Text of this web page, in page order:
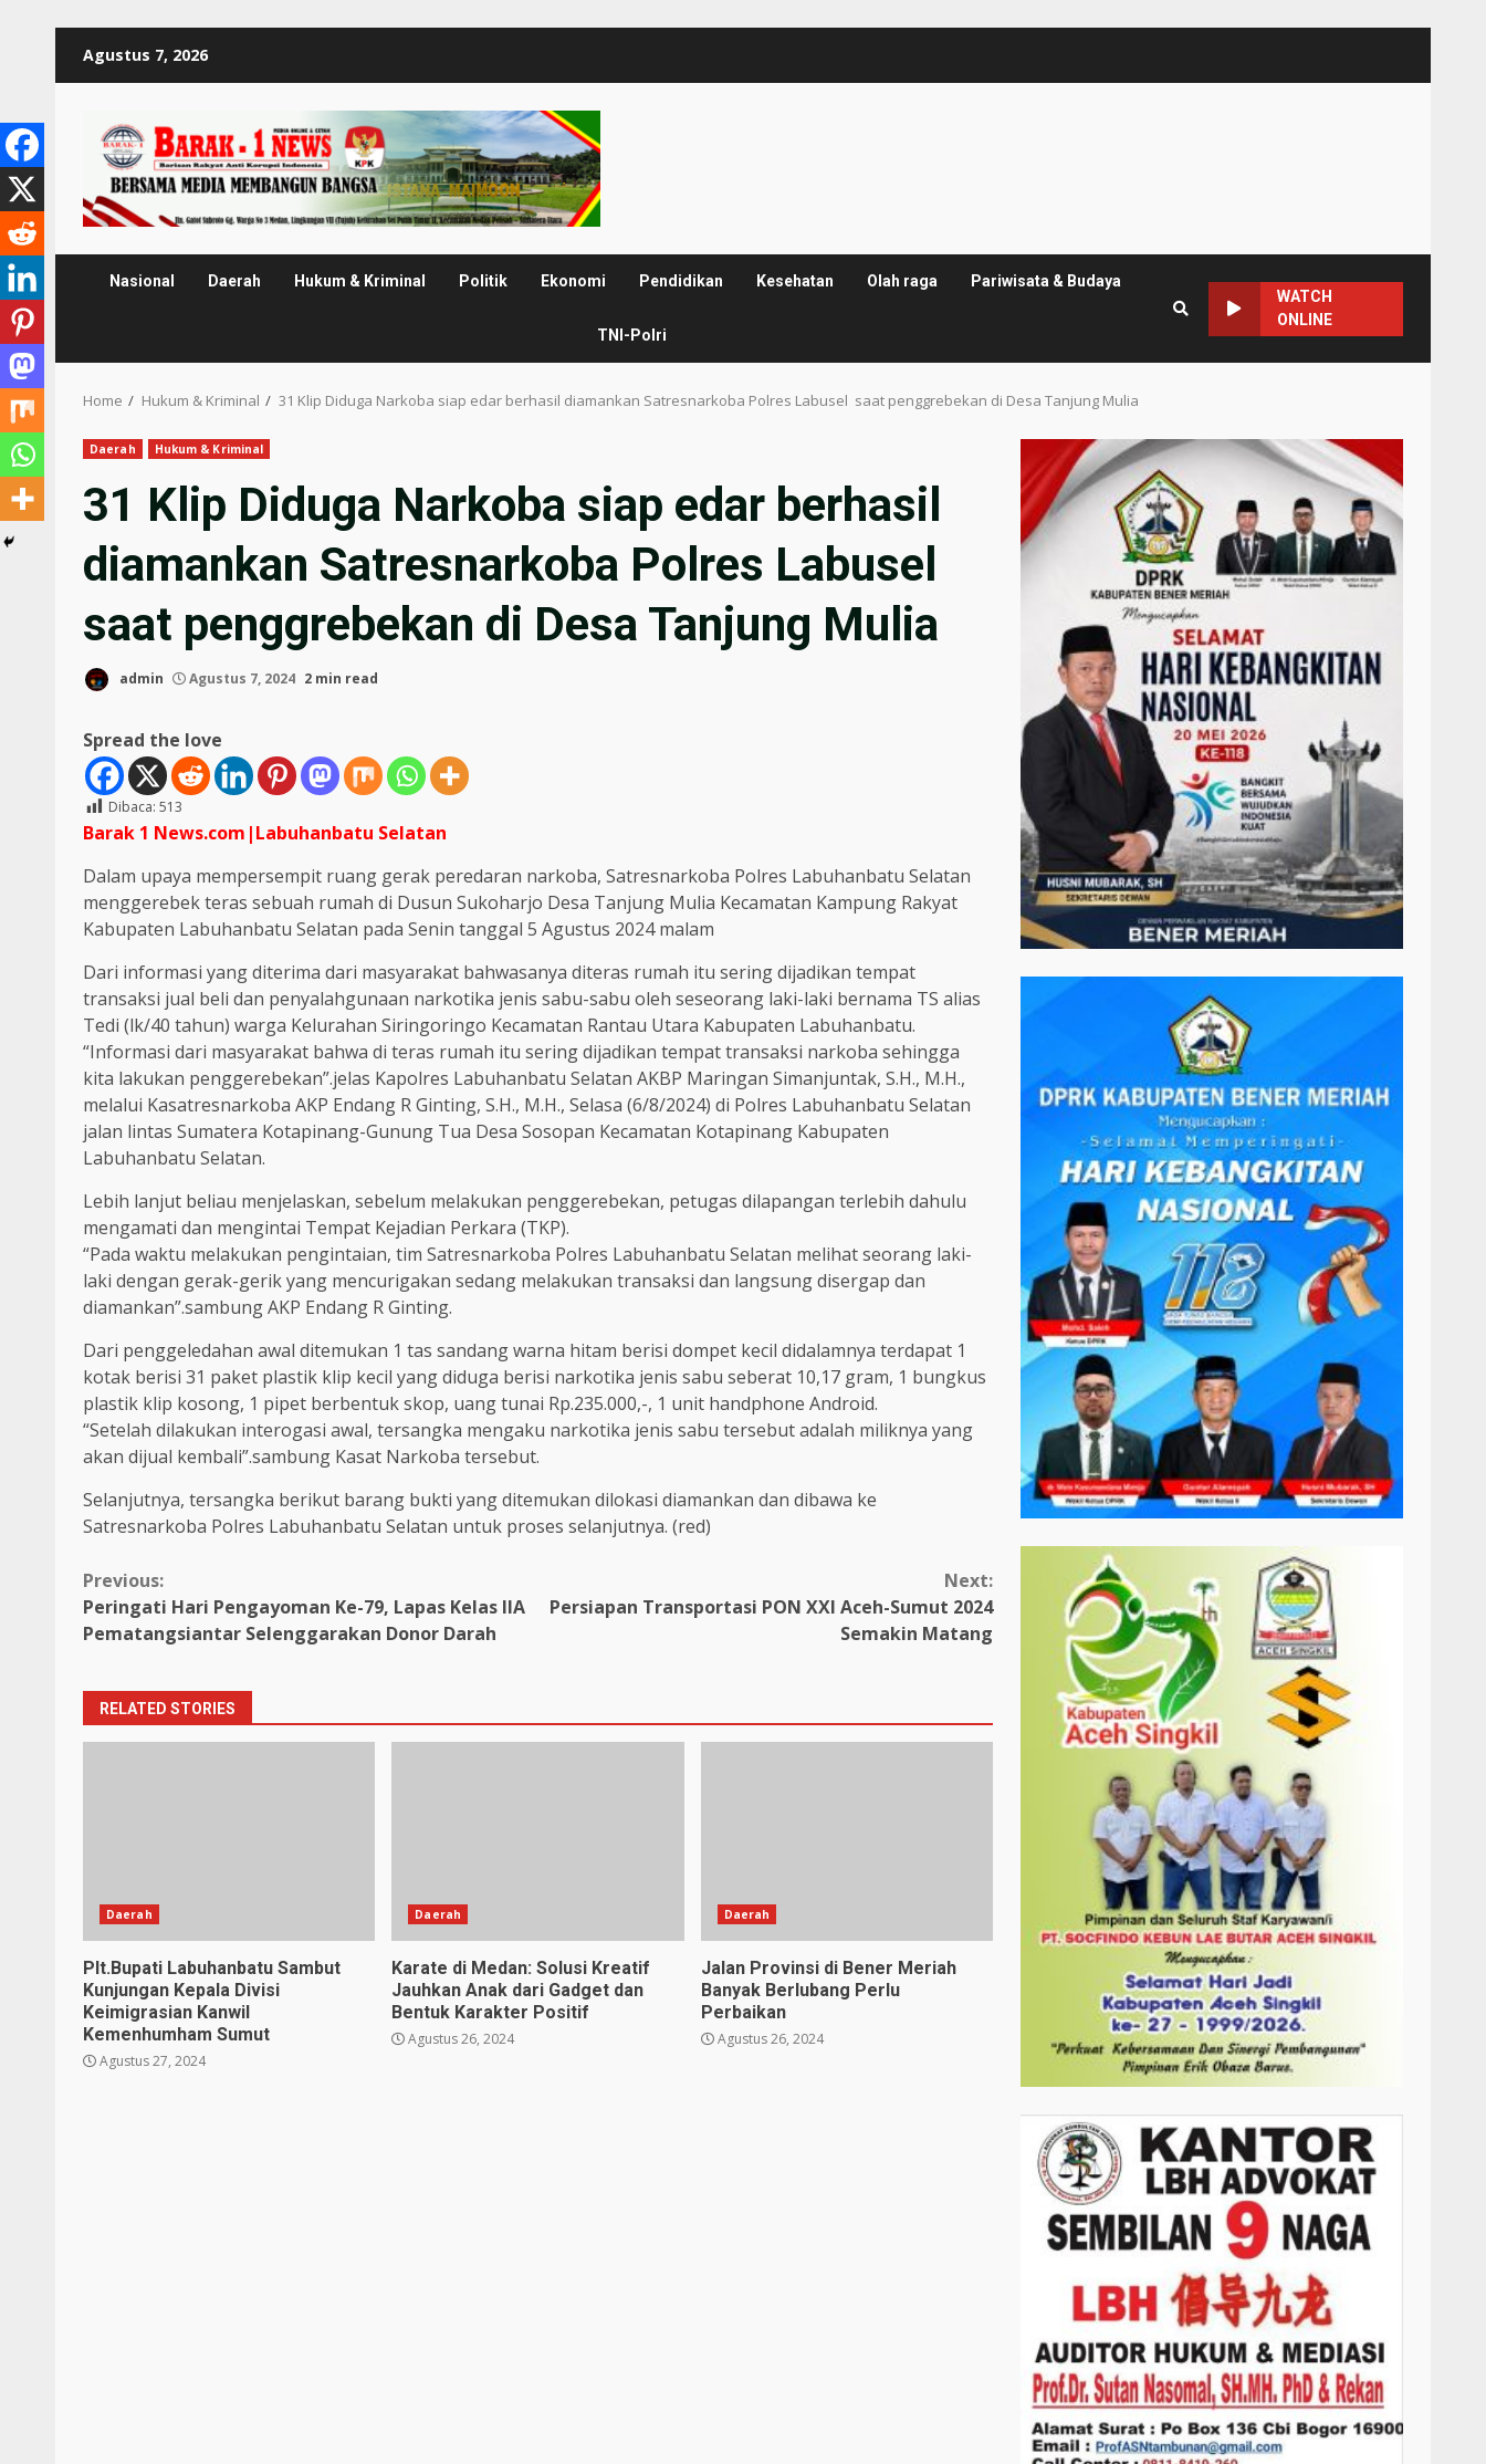
Agustus 7, 2026
Nasional Daerah Hukum & Kriminal Politik Ekonomi Pendidikan Kesehatan Olah raga Pariwisata & Budaya
TNI-Polri
WATCH
ONLINE
Home Hukum & Kriminal 31 Klip Diduga Narkoba siap edar berhasil diamankan Satresnarkoba Polres Labusel saat penggrebekan di Desa Tanjung Mulia
Daerah Hukum & Kriminal
31 Klip Diduga Narkoba siap edar berhasil
diamankan Satresnarkoba Polres Labusel
saat penggrebekan di Desa Tanjung Mulia
admin Agustus 7, 2024 2 min read
Spread the love
Dibaca: 513
Barak 1 News.com|Labuhanbatu Selatan
Dalam upaya mempersempit ruang gerak peredaran narkoba, Satresnarkoba Polres Labuhanbatu Selatan
menggerebek teras sebuah rumah di Dusun Sukoharjo Desa Tanjung Mulia Kecamatan Kampung Rakyat
Kabupaten Labuhanbatu Selatan pada Senin tanggal 5 Agustus 2024 malam
Dari informasi yang diterima dari masyarakat bahwasanya diteras rumah itu sering dijadikan tempat
transaksi jual beli dan penyalahgunaan narkotika jenis sabu-sabu oleh seseorang laki-laki bernama TS alias
Tedi (lk/40 tahun) warga Kelurahan Siringoringo Kecamatan Rantau Utara Kabupaten Labuhanbatu.
“Informasi dari masyarakat bahwa di teras rumah itu sering dijadikan tempat transaksi narkoba sehingga
kita lakukan penggerebekan”.jelas Kapolres Labuhanbatu Selatan AKBP Maringan Simanjuntak, S.H., M.H.,
melalui Kasatresnarkoba AKP Endang R Ginting, S.H., M.H., Selasa (6/8/2024) di Polres Labuhanbatu Selatan
jalan lintas Sumatera Kotapinang-Gunung Tua Desa Sosopan Kecamatan Kotapinang Kabupaten
Labuhanbatu Selatan.
Lebih lanjut beliau menjelaskan, sebelum melakukan penggerebekan, petugas dilapangan terlebih dahulu
mengamati dan mengintai Tempat Kejadian Perkara (TKP).
“Pada waktu melakukan pengintaian, tim Satresnarkoba Polres Labuhanbatu Selatan melihat seorang laki-
laki dengan gerak-gerik yang mencurigakan sedang melakukan transaksi dan langsung disergap dan
diamankan”.sambung AKP Endang R Ginting.
Dari penggeledahan awal ditemukan 1 tas sandang warna hitam berisi dompet kecil didalamnya terdapat 1
kotak berisi 31 paket plastik klip kecil yang diduga berisi narkotika jenis sabu seberat 10,17 gram, 1 bungkus
plastik klip kosong, 1 pipet berbentuk skop, uang tunai Rp.235.000,-, 1 unit handphone Android.
“Setelah dilakukan interogasi awal, tersangka mengaku narkotika jenis sabu tersebut adalah miliknya yang
akan dijual kembali”.sambung Kasat Narkoba tersebut.
Selanjutnya, tersangka berikut barang bukti yang ditemukan dilokasi diamankan dan dibawa ke
Satresnarkoba Polres Labuhanbatu Selatan untuk proses selanjutnya. (red)
Continue
Reading
Previous:
Peringati Hari Pengayoman Ke-79, Lapas Kelas IIA
Pematangsiantar Selenggarakan Donor Darah
Next:
Persiapan Transportasi PON XXI Aceh-Sumut 2024
Semakin Matang
RELATED STORIES
Daerah
Plt.Bupati Labuhanbatu Sambut
Kunjungan Kepala Divisi
Keimigrasian Kanwil
Kemenhumham Sumut
Agustus 27, 2024
Daerah
Karate di Medan: Solusi Kreatif
Jauhkan Anak dari Gadget dan
Bentuk Karakter Positif
Agustus 26, 2024
Daerah
Jalan Provinsi di Bener Meriah
Banyak Berlubang Perlu
Perbaikan
Agustus 26, 2024